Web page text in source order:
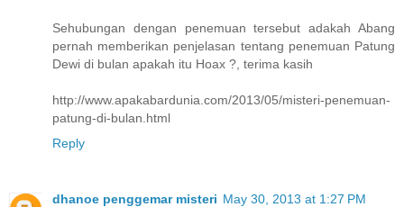
Sehubungan dengan penemuan tersebut adakah Abang
pernah memberikan penjelasan tentang penemuan Patung
Dewi di bulan apakah itu Hoax ?, terima kasih
http://www.apakabardunia.com/2013/05/misteri-penemuan-
patung-di-bulan.html
Reply
dhanoe penggemar misteri May 30, 2013 at 1:27 PM